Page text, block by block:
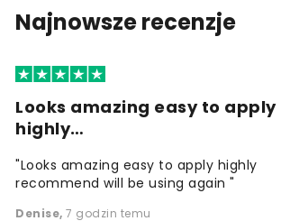
Najnowsze recenzje
Looks amazing easy to apply
highly…
"Looks amazing easy to apply highly
recommend will be using again "
Denise, 7 godzin temu